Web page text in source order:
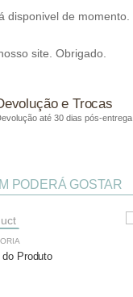
disponivel de momento.
site. Obrigado.
e Trocas
até 30 dias pós-entrega
PODERÁ GOSTAR
do Produto